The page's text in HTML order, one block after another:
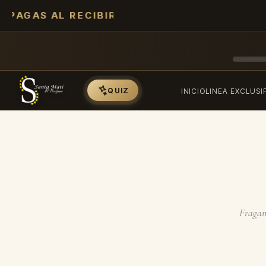
PAGAS AL RECIBIR
QUIZ INICIOLINEA EXCLUSIF